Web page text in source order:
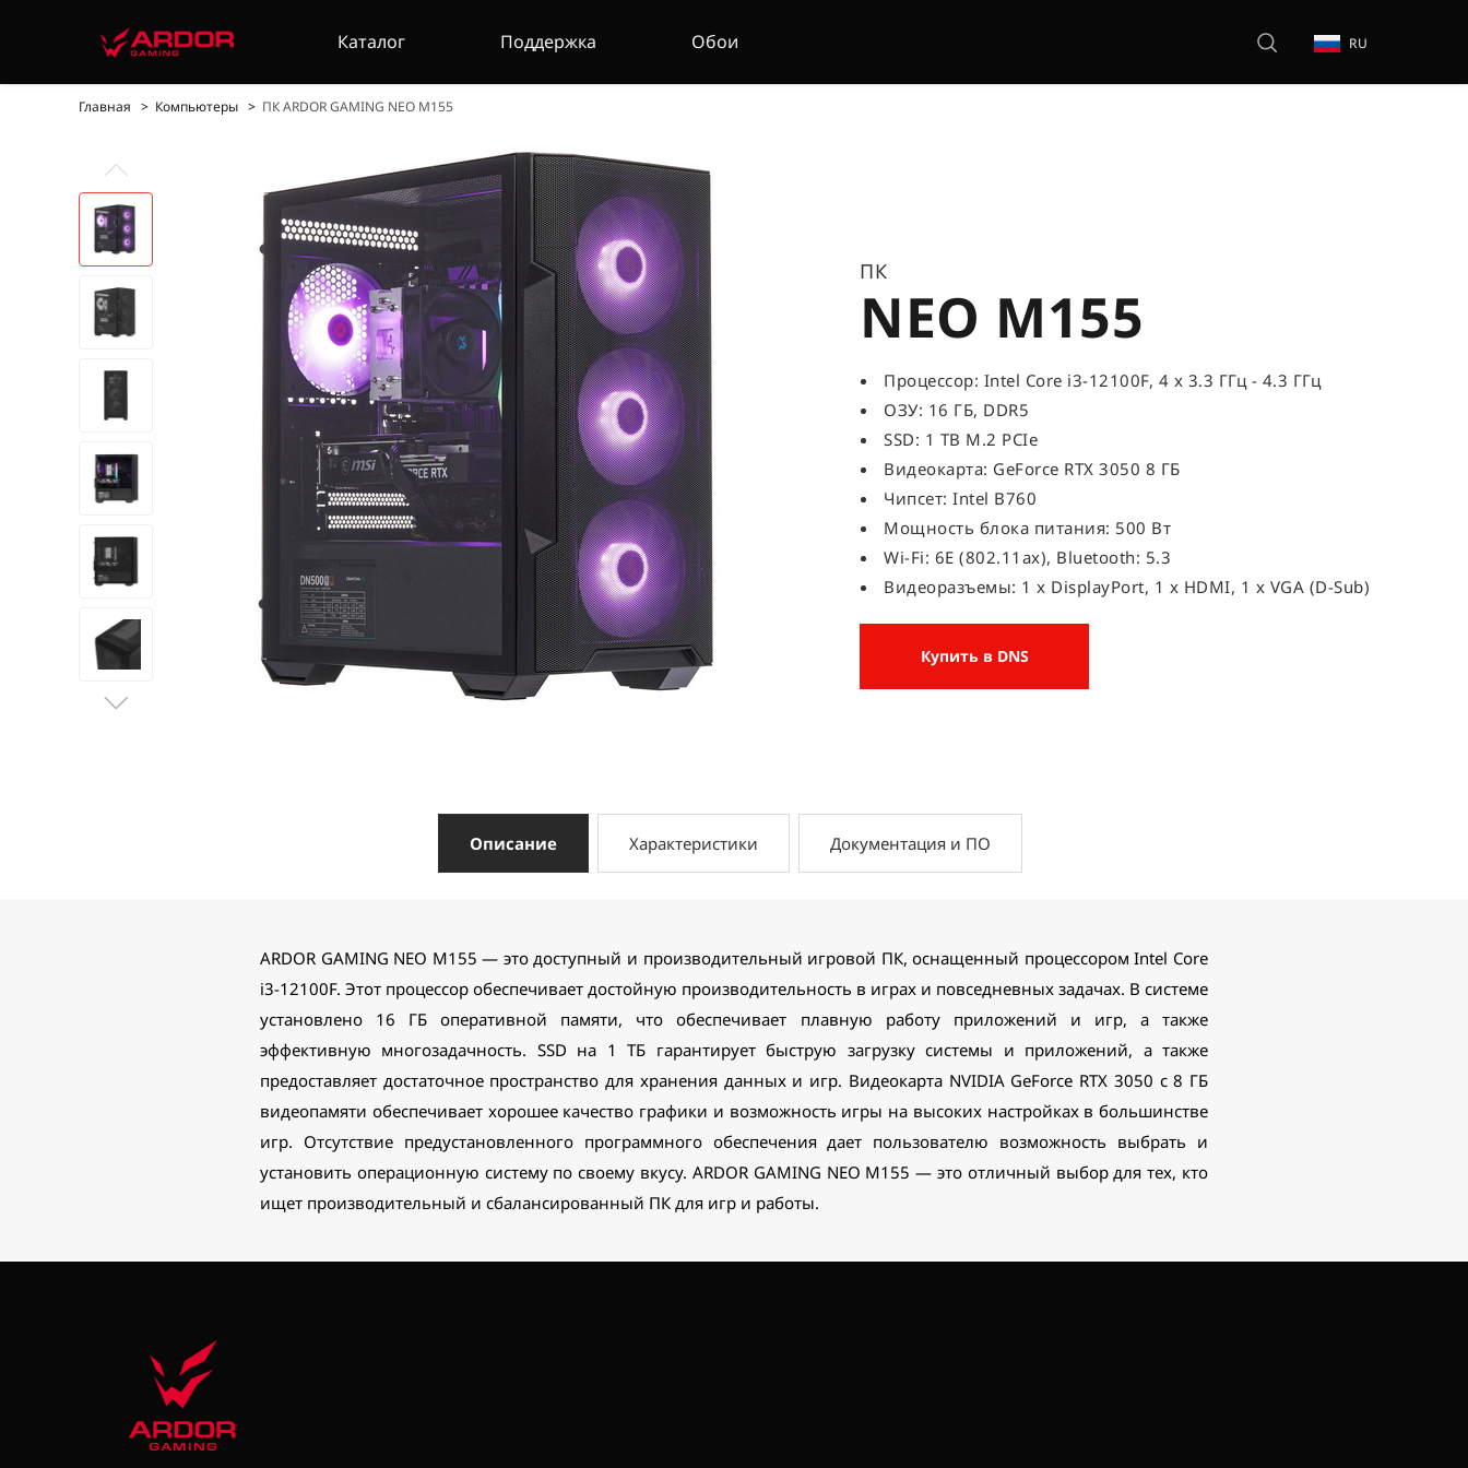
Каталог Поддержка Обои RU
Главная Компьютеры ПК ARDOR GAMING NEO M155
ПК
NEO M155
Процессор: Intel Core i3-12100F, 4 x 3.3 ГГц - 4.3 ГГц
ОЗУ: 16 ГБ, DDR5
SSD: 1 TB M.2 PCIe
Видеокарта: GeForce RTX 3050 8 ГБ
Чипсет: Intel B760
Мощность блока питания: 500 Вт
Wi-Fi: 6E (802.11ax), Bluetooth: 5.3
Видеоразъемы: 1 x DisplayPort, 1 x HDMI, 1 x VGA (D-Sub)
Купить в DNS
Описание Характеристики Документация и ПО
ARDOR GAMING NEO M155 — это доступный и производительный игровой ПК, оснащенный процессором Intel Core
i3-12100F. Этот процессор обеспечивает достойную производительность в играх и повседневных задачах. В системе
установлено 16 ГБ оперативной памяти, что обеспечивает плавную работу приложений и игр, а также
эффективную многозадачность. SSD на 1 ТБ гарантирует быструю загрузку системы и приложений, а также
предоставляет достаточное пространство для хранения данных и игр. Видеокарта NVIDIA GeForce RTX 3050 с 8 ГБ
видеопамяти обеспечивает хорошее качество графики и возможность игры на высоких настройках в большинстве
игр. Отсутствие предустановленного программного обеспечения дает пользователю возможность выбрать и
установить операционную систему по своему вкусу. ARDOR GAMING NEO M155 — это отличный выбор для тех, кто
ищет производительный и сбалансированный ПК для игр и работы.